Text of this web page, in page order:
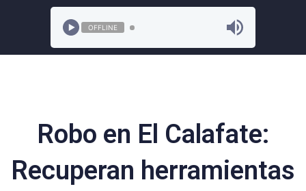
OFFLINE
Robo en El Calafate:
Recuperan herramientas